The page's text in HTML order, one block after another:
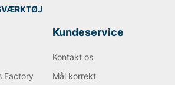
Factory
Kundeservice
Kontakt os
Mål korrekt